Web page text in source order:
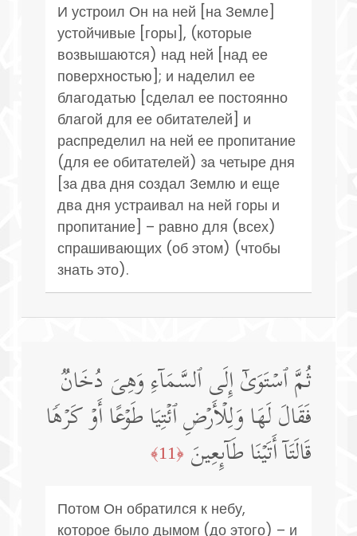
И устроил Он на ней [на Земле]
устойчивые [горы], (которые
возвышаются) над ней [над ее
поверхностью]; и наделил ее
благодатью [сделал ее постоянно
благой для ее обитателей] и
распределил на ней ее пропитание
(для ее обитателей) за четыре дня
[за два дня создал Землю и еще
два дня устраивал на ней горы и
пропитание] – равно для (всех)
спрашивающих (об этом) (чтобы
знать это).
ثُمَّ ٱسۡتَوَىٰۤ إِلَى ٱلسَّمَاۤءِ وَهِیَ دُخَانࣱ
فَقَالَ لَهَا وَلِلۡأَرۡضِ ٱئۡتِیَا طَوۡعًا أَوۡ كَرۡهࣰا
قَالَتَاۤ أَتَیۡنَا طَاۤىِٕعِینَ ﴿11﴾
Потом Он обратился к небу,
которое было дымом (до этого) – и